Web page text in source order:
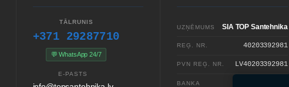
TĀLRUNIS
+371 29287710
💬 WhatsApp 24/7
E-PASTS
UZŅĒMUMS SIA TOP Santehnika
REĢ. NR. 40203392981
PVN REĢ. NR. LV40203392981
BANKA